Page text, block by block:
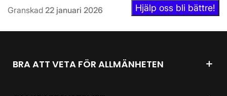
Granskad 22 januari 2026 Hjälp oss bli bättre!
BRA ATT VETA FÖR ALLMÄNHETEN